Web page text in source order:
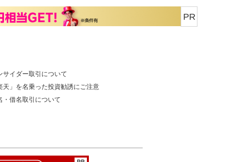
PR
サイダー取引について
天」を名乗った投資勧誘にご注意
・借名取引について